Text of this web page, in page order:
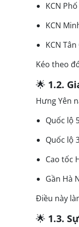
KCN
KCN
KCN
Kéo theo
🌟 1.2.
Hưng Yên
Quốc lộ
Quốc lộ
Cao tốc
Gần Hà
Điều này
🌟 1.3.